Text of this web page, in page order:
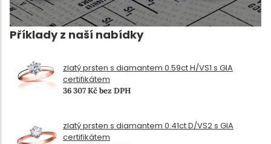
Příklady z naší nabídky
zlatý prsten s diamantem 0.59ct H/VS1 s GIA
certifikátem
36 307 Kč bez DPH
zlatý prsten s diamantem 0.41ct D/VS2 s GIA
certifikátem